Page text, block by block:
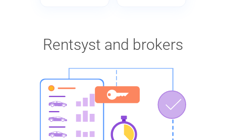
Rentsyst and brokers